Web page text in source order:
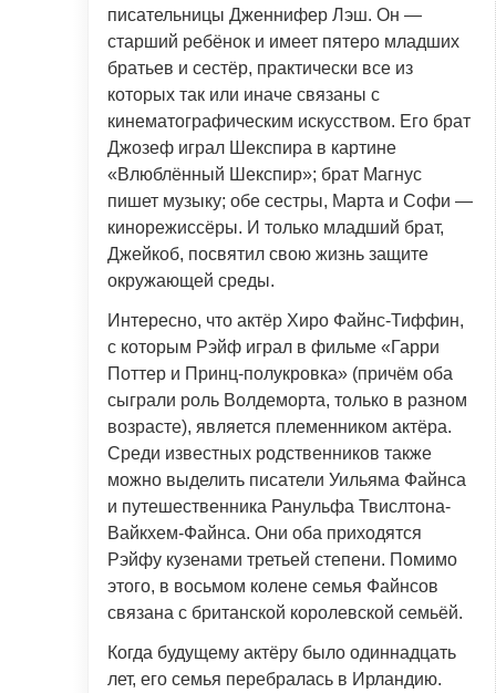
писательницы Дженнифер Лэш. Он —
старший ребёнок и имеет пятеро младших
братьев и сестёр, практически все из
которых так или иначе связаны с
кинематографическим искусством. Его брат
Джозеф играл Шекспира в картине
«Влюблённый Шекспир»; брат Магнус
пишет музыку; обе сестры, Марта и Софи —
кинорежиссёры. И только младший брат,
Джейкоб, посвятил свою жизнь защите
окружающей среды.
Интересно, что актёр Хиро Файнс-Тиффин,
с которым Рэйф играл в фильме «Гарри
Поттер и Принц-полукровка» (причём оба
сыграли роль Волдеморта, только в разном
возрасте), является племенником актёра.
Среди известных родственников также
можно выделить писатели Уильяма Файнса
и путешественника Ранульфа Твислтона-
Вайкхем-Файнса. Они оба приходятся
Рэйфу кузенами третьей степени. Помимо
этого, в восьмом колене семья Файнсов
связана с британской королевской семьёй.
Когда будущему актёру было одиннадцать
лет, его семья перебралась в Ирландию.